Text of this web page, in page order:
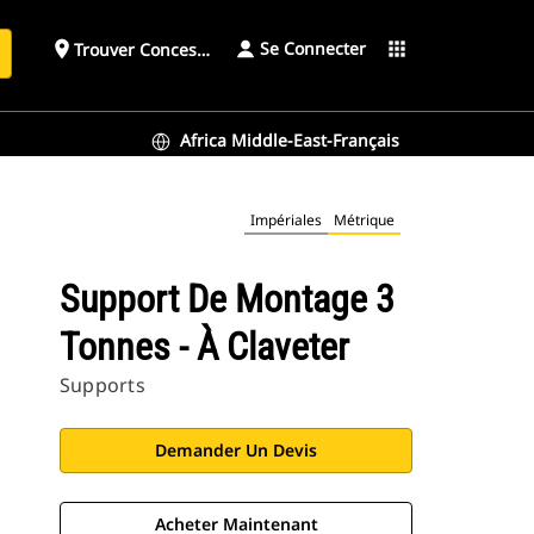
place Trouver ConcessionnaireSe Connecter apps
Africa Middle-East-Français
Impériales Métrique
Support De Montage 3
Tonnes - À Claveter
Supports
Demander Un Devis
Acheter Maintenant